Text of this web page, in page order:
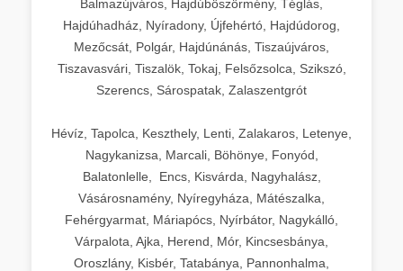
Balmazújváros, Hajdúböszörmény, Téglás,
Hajdúhadház, Nyíradony, Újfehértó, Hajdúdorog,
Mezőcsát, Polgár, Hajdúnánás, Tiszaújváros,
Tiszavasvári, Tiszalök, Tokaj, Felsőzsolca, Szikszó,
Szerencs, Sárospatak, Zalaszentgrót
Hévíz, Tapolca, Keszthely, Lenti, Zalakaros, Letenye,
Nagykanizsa, Marcali, Böhönye, Fonyód,
Balatonlelle, Encs, Kisvárda, Nagyhalász,
Vásárosnamény, Nyíregyháza, Mátészalka,
Fehérgyarmat, Máriapócs, Nyírbátor, Nagykálló,
Várpalota, Ajka, Herend, Mór, Kincsesbánya,
Oroszlány, Kisbér, Tatabánya, Pannonhalma,